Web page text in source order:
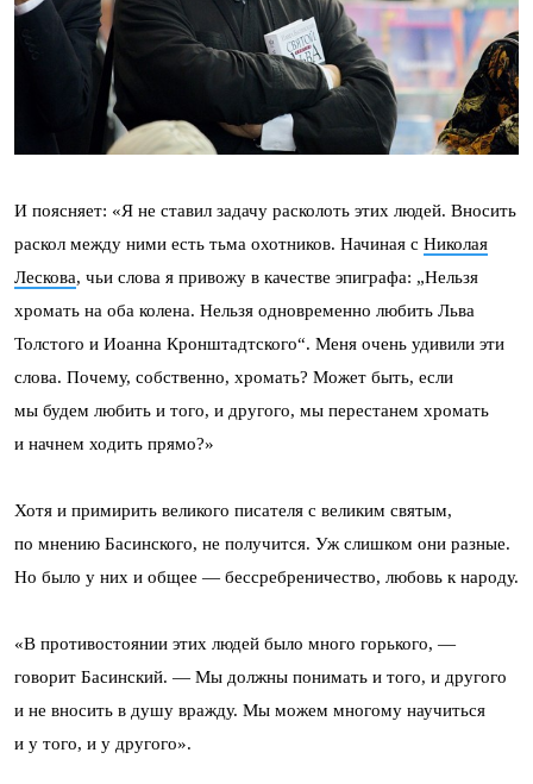
И поясняет: «Я не ставил задачу расколоть этих людей. Вносить
раскол между ними есть тьма охотников. Начиная с Николая
Лескова, чьи слова я привожу в качестве эпиграфа: „Нельзя
хромать на оба колена. Нельзя одновременно любить Льва
Толстого и Иоанна Кронштадтского“. Меня очень удивили эти
слова. Почему, собственно, хромать? Может быть, если
мы будем любить и того, и другого, мы перестанем хромать
и начнем ходить прямо?»
Хотя и примирить великого писателя с великим святым,
по мнению Басинского, не получится. Уж слишком они разные.
Но было у них и общее — бессребреничество, любовь к народу.
«В противостоянии этих людей было много горького, —
говорит Басинский. — Мы должны понимать и того, и другого
и не вносить в душу вражду. Мы можем многому научиться
и у того, и у другого».